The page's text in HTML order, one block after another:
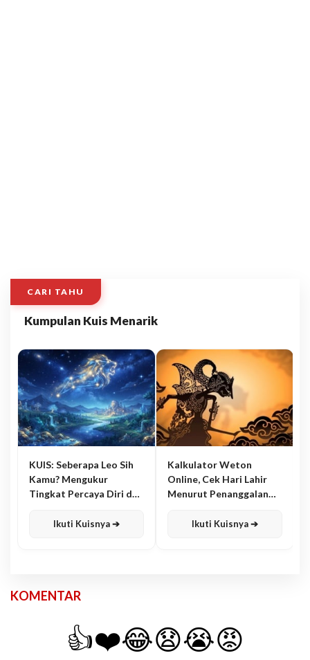
CARI TAHU
Kumpulan Kuis Menarik
KUIS: Seberapa Leo Sih
Kamu? Mengukur
Tingkat Percaya Diri dan
Ikuti Kuisnya ➔
Kalkulator Weton
Online, Cek Hari Lahir
Menurut Penanggalan
Ikuti Kuisnya ➔
KOMENTAR
👍❤️😂😧😭😡